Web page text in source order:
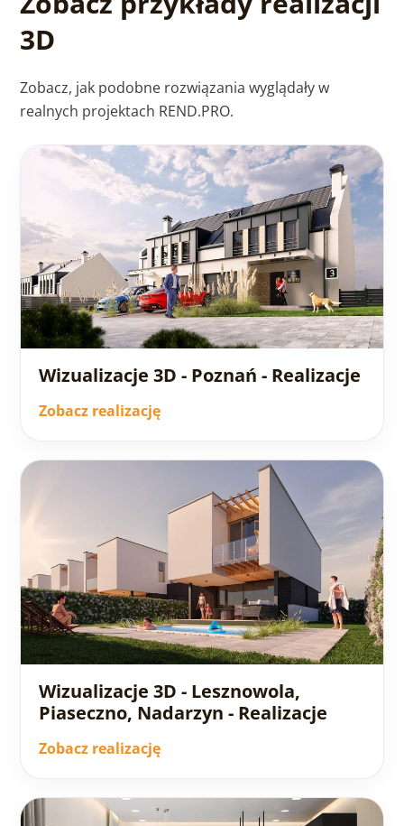
3D
Zobacz, jak podobne rozwiązania wyglądały w
realnych projektach REND.PRO.
Wizualizacje 3D - Poznań - Realizacje
Zobacz realizację
Wizualizacje 3D - Lesznowola,
Piaseczno, Nadarzyn - Realizacje
Zobacz realizację